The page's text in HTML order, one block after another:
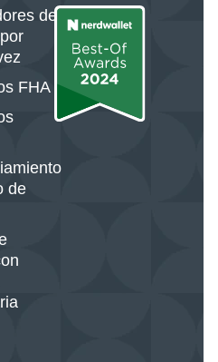
de
FHA
de